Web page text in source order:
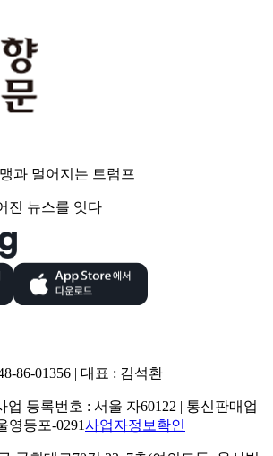
과 멀어지는 트럼프
진 뉴스를 잇다
86-01356 | 대표 : 김석환
업 등록번호 : 서울 자60122 | 통신판매업
영등포-0291사업자정보확인